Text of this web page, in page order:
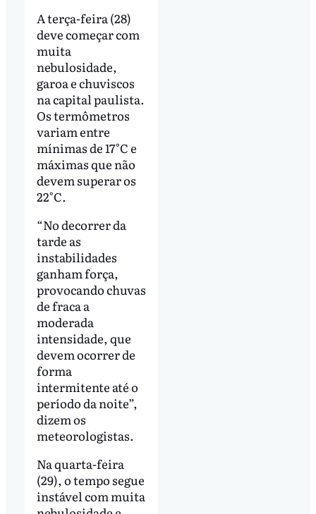
A terça-feira (28)
deve começar com
muita
nebulosidade,
garoa e chuviscos
na capital paulista.
Os termômetros
variam entre
mínimas de 17°C e
máximas que não
devem superar os
22°C.
“No decorrer da
tarde as
instabilidades
ganham força,
provocando chuvas
de fraca a
moderada
intensidade, que
devem ocorrer de
forma
intermitente até o
período da noite”,
dizem os
meteorologistas.
Na quarta-feira
(29), o tempo segue
instável com muita